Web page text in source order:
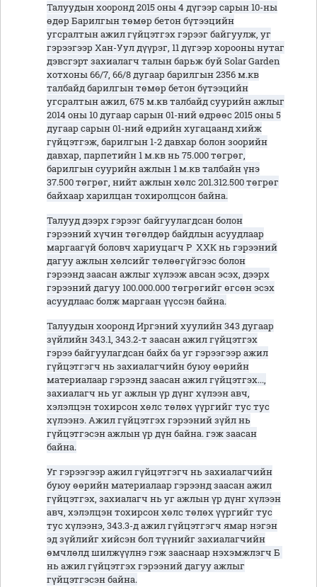
Талуудын хооронд 2015 оны 4 дүгээр сарын 10-ны
өдөр Барилгын төмөр бетон бүтээцийн
угсралтын ажил гүйцэтгэх гэрээг байгуулж, уг
гэрээгээр Хан-Уул дүүрэг, 11 дүгээр хорооны нутаг
дэвсгэрт захиалагч талын барьж буй Solar Garden
хотхоны 66/7, 66/8 дугаар барилгын 2356 м.кв
талбайд барилгын төмөр бетон бүтээцийн
угсралтын ажил, 675 м.кв талбайд суурийн ажлыг
2014 оны 10 дугаар сарын 01-ний өдрөөс 2015 оны 5
дугаар сарын 01-ний өдрийн хугацаанд хийж
гүйцэтгэж, барилгын 1-2 давхар болон зоорийн
давхар, парпетийн 1 м.кв нь 75.000 төгрөг,
барилгын суурийн ажлын 1 м.кв талбайн үнэ
37.500 төгрөг, нийт ажлын хөлс 201.312.500 төгрөг
байхаар харилцан тохиролцсон байна.
Талууд дээрх гэрээг байгуулагдсан болон
гэрээний хүчин төгөлдөр байдлын асуудлаар
маргаагүй боловч хариуцагч Р ХХК нь гэрээний
дагуу ажлын хөлсийг төлөөгүйгээс болон
гэрээнд заасан ажлыг хүлээж авсан эсэх, дээрх
гэрээний дагуу 100.000.000 төгрөгийг өгсөн эсэх
асуудлаас болж маргаан үүссэн байна.
Талуудын хооронд Иргэний хуулийн 343 дугаар
зүйлийн 343.1, 343.2-т заасан ажил гүйцэтгэх
гэрээ байгуулагдсан байх ба уг гэрээгээр ажил
гүйцэтгэгч нь захиалагчийн буюу өөрийн
материалаар гэрээнд заасан ажил гүйцэтгэх...,
захиалагч нь уг ажлын үр дүнг хүлээн авч,
хэлэлцэн тохирсон хөлс төлөх үүргийг тус тус
хүлээнэ. Ажил гүйцэтгэх гэрээний зүйл нь
гүйцэтгэсэн ажлын үр дүн байна. гэж заасан
байна.
Уг гэрээгээр ажил гүйцэтгэгч нь захиалагчийн
буюу өөрийн материалаар гэрээнд заасан ажил
гүйцэтгэх, захиалагч нь уг ажлын үр дүнг хүлээн
авч, хэлэлцэн тохирсон хөлс төлөх үүргийг тус
тус хүлээнэ, 343.3-д ажил гүйцэтгэгч ямар нэгэн
эд зүйлийг хийсэн бол түүнийг захиалагчийн
өмчлөлд шилжүүлнэ гэж зааснаар нэхэмжлэгч Б
нь ажил гүйцэтгэх гэрээний дагуу ажлыг
гүйцэтгэсэн байна.